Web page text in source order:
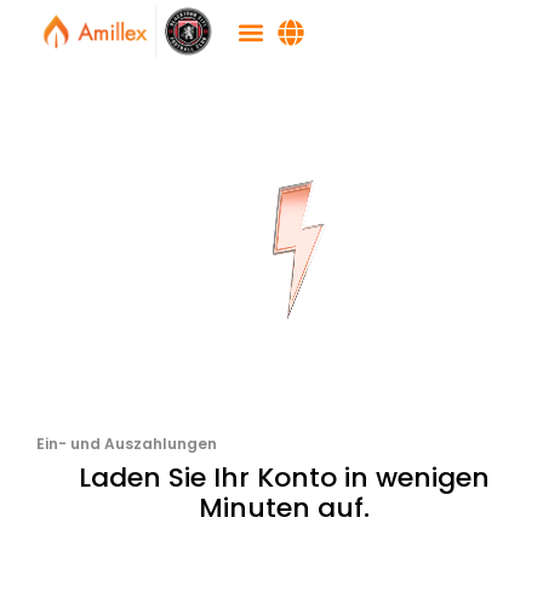
Ein- und Auszahlungen
Laden Sie Ihr Konto in wenigen
Minuten auf.